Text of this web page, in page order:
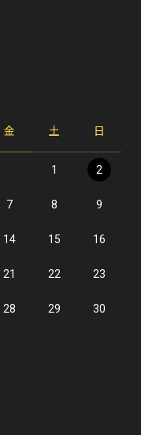
金 土 日
1 2
7 8 9
14 15 16
21 22 23
28 29 30